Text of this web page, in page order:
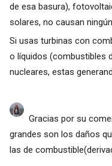
de esa basura),
solares, no causan
Si usas turbinas con
o líquidos (combustibles
nucleares, estas
Gracias por su
grandes son los daños
las de